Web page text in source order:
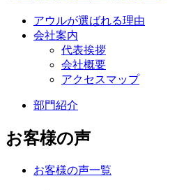
アウルが選ばれる理由
会社案内
代表挨拶
会社概要
アクセスマップ
部門紹介
お客様の声
お客様の声一覧